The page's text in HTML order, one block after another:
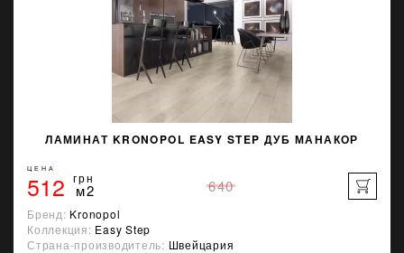
ЛАМИНАТ KRONOPOL EASY STEP ДУБ МАНАКОР
ЦЕНА
512 грн
м2 640
Бренд: Kronopol
Коллекция: Easy Step
Страна-производитель: Швейцария